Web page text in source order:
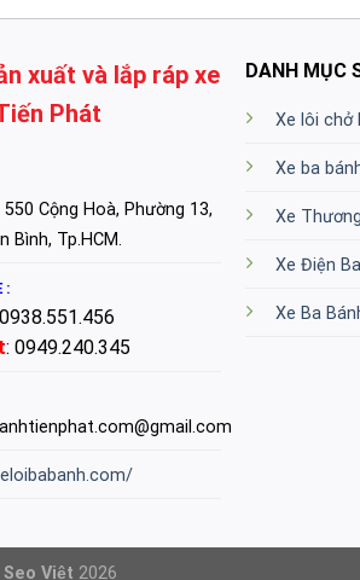
xuất và lắp ráp xe
Phát
550 Cộng Hoà, Phường 13,
Bình, Tp.HCM.
:
: 0949.240.345
DANH MỤC
Xe lôi chở
Xe ba
Xe
Xe Điện
Xe Ba
Seo Việt 2026